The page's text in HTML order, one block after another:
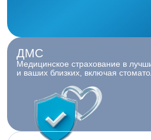
ДМС
Медицинское страхование в
и ваших близких, включая